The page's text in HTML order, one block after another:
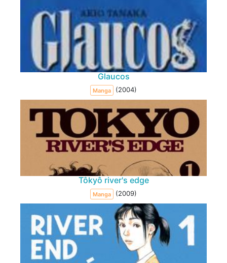
Glaucos
Manga (2004)
Tôkyô river's edge
Manga (2009)